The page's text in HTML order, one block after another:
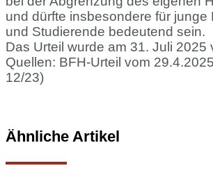
und dürfte insbesondere für junge
und Studierende bedeutend sein.
Das Urteil wurde am 31. Juli 2025
Quellen: BFH-Urteil vom
12/23)
Ähnliche Artikel